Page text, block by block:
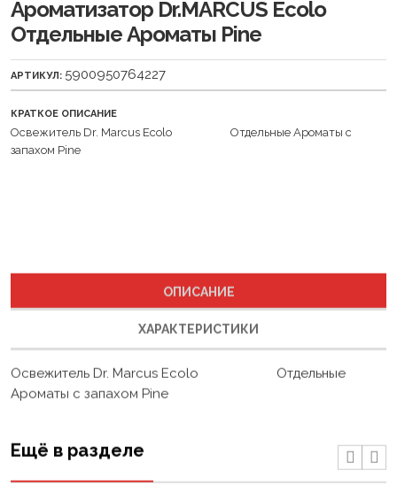
Ароматизатор Dr.MARCUS Ecolo
Отдельные Ароматы Pine
АРТИКУЛ: 5900950764227
КРАТКОЕ ОПИСАНИЕ
Освежитель Dr. Marcus Ecolo Отдельные Ароматы с
запахом Pine
Освежитель Dr. Marcus Ecolo Отдельные
Ароматы с запахом Pine